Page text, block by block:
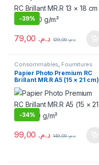
-39%
د.م. د.م.129,00
Consommables Fournitures
d'impression Papier ,Papier
Photo
Papier Photo Premium RC
Brillant MR.R A5 (15 × 21 cm)
260 g/m²
-34%
د.م. د.م.149,00